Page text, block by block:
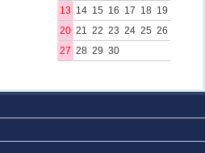
13 14 15 16 17 18 19
20 21 22 23 24 25 26
27 28 29 30